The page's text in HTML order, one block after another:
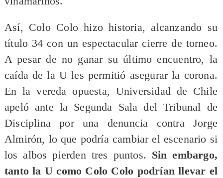
Así, Colo Colo hizo historia, alcanzando su
título 34 con un espectacular cierre de torneo.
A pesar de no ganar su último encuentro, la
caída de la U les permitió asegurar la corona.
En la vereda opuesta, Universidad de Chile
apeló ante la Segunda Sala del Tribunal de
Disciplina por una denuncia contra Jorge
Almirón, lo que podría cambiar el escenario si
los albos pierden tres puntos. Sin embargo,
tanto la U como Colo Colo podrían llevar el